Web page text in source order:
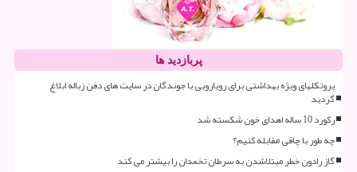
پربازدید ها
پروتکلهای ویژه بهداشتی برای رویارویی با جوندگان در سایت های دفن زباله ابلاغ
گردید
رکورد 10 ساله اهدای خون شکسته شد
چه طور با چاقی مقابله کنیم؟
گاز رادون خطر مبتلاشدن به سرطان تخمدان را بیشتر می کند